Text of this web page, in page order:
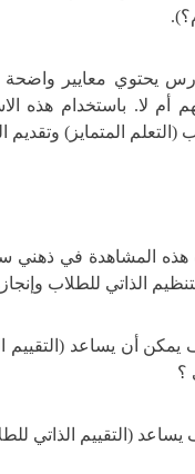
يحتوي معايير واضحة
أم لا. باستخدام هذه
(التعلم المتمايز)
هذه المشاهدة في ذهني
الذاتي للطلاب
يمكن أن يساعد (التقييم
؟
يساعد (التقييم الذاتي